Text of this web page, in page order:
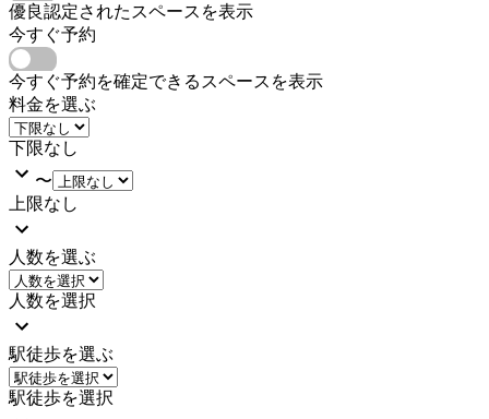
優良認定されたスペースを表示
今すぐ予約
今すぐ予約を確定できるスペースを表示
料金を選ぶ
下限なし
〜
上限なし
人数を選ぶ
人数を選択
駅徒歩を選ぶ
駅徒歩を選択